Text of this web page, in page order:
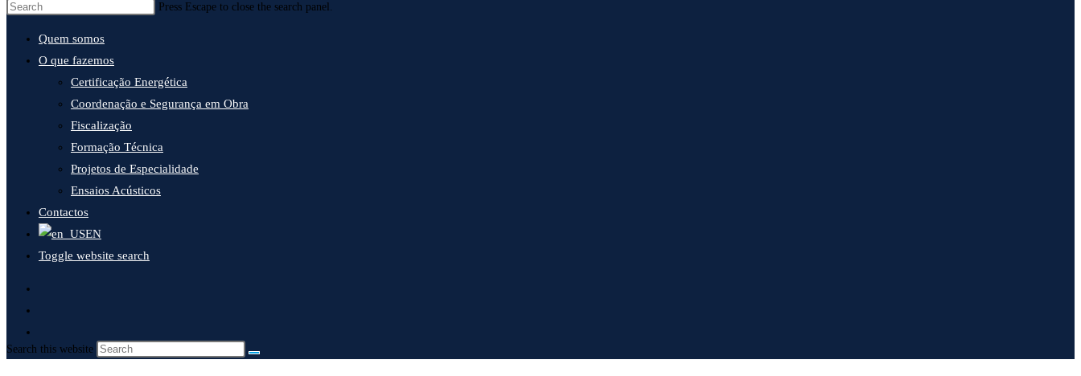
Press Escape to close the search panel.
Quem somos
O que fazemos
Certificação Energética
Coordenação e Segurança em Obra
Fiscalização
Formação Técnica
Projetos de Especialidade
Ensaios Acústicos
Contactos
EN
Toggle website search
Search this website